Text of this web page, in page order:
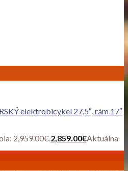
elektrobicykel 27,5″, rám 17″
2,959.00€. 2,859.00€Aktuálna